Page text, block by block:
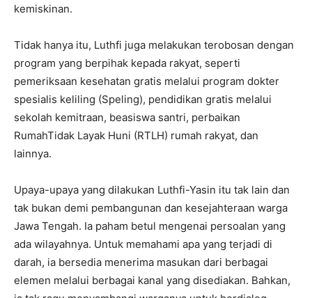
kemiskinan.
Tidak hanya itu, Luthfi juga melakukan terobosan dengan
program yang berpihak kepada rakyat, seperti
pemeriksaan kesehatan gratis melalui program dokter
spesialis keliling (Speling), pendidikan gratis melalui
sekolah kemitraan, beasiswa santri, perbaikan
RumahTidak Layak Huni (RTLH) rumah rakyat, dan
lainnya.
Upaya-upaya yang dilakukan Luthfi-Yasin itu tak lain dan
tak bukan demi pembangunan dan kesejahteraan warga
Jawa Tengah. Ia paham betul mengenai persoalan yang
ada wilayahnya. Untuk memahami apa yang terjadi di
darah, ia bersedia menerima masukan dari berbagai
elemen melalui berbagai kanal yang disediakan. Bahkan,